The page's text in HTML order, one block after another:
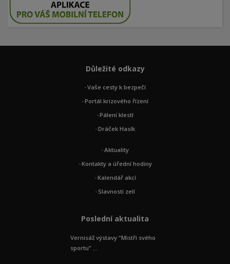
Důležité odkazy
Vaše cesty k bezpečí
Portál krizového řízení
Pálení klestí
Dráček Hasík
Aktuality
Kontakty a úřední hodiny
Kalendář akcí
Slavnosti zelí
Poslední aktualita
Vernisáž výstavy “Mistři svého
sportu” ...